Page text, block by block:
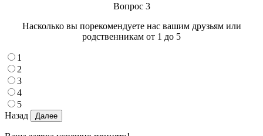
Вопрос 3
Насколько вы порекомендуете нас вашим друзьям или
родственникам от 1 до 5
1
2
3
4
5
Назад